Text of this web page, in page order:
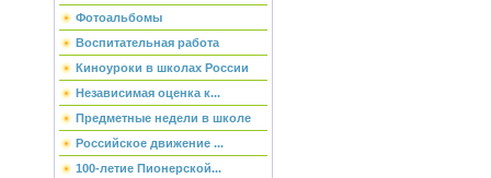
Фотоальбомы
Воспитательная работа
Киноуроки в школах России
Независимая оценка к...
Предметные недели в школе
Российское движение ...
100-летие Пионерской...